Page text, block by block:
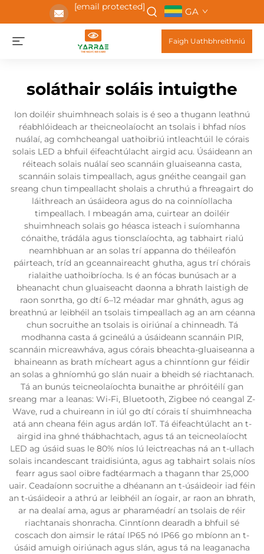
[email protected] GA
Faigh Uathbhreithniú
soláthair soláis intuigthe
Ion doiléir shuimhneach solais is é seo a thugann leathnú
réabhlóideach ar theicneolaíocht an tsolais i bhfad níos
nuálaí, ag comhcheangal uathoibriú intleachtúil le córais
solais LED a bhfuil éifeachtúlacht airgid acu. Úsáideann an
réiteach solais nuálaí seo scannáin gluaiseanna casta,
scannáin solais timpeallach, agus gnéithe ceangail gan
sreang chun timpeallacht sholais a chruthú a fhreagairt do
láithreach an úsáideora agus do na coinníollacha
timpeallach. I mbeagán ama, cuirtear an doiléir
shuimhneach solais go héasca isteach i suíomhanna
cónaithe, trádála agus tionsclaíochta, ag tabhairt rialú
neamhbhuan ar an solas trí appanna do théileafón
páirteach, tríd an gceannaireacht ghutha, agus trí chórais
rialaithe uathoibríocha. Is é an fócas bunúsach ar a
bheanacht chun gluaiseacht daonna a bhrath laistigh de
raon sonrtha, go dtí 6–12 méadar mar ghnáth, agus ag
breathnú ar leibhéil an tsolais timpeallach ag an am céanna
chun socruithe an tsolais is oiriúnaí a chinneadh. Tá
modhanna casta á gcineálú a úsáideann scannáin PIR,
scannáin micreawháva, agus córais bheachta-gluaiseanna a
bhaineann as brath mícheart agus a chinntíonn gur féidir
an solas a ghníomhú go slán nuair a bheidh sé riachtanach.
Tá an bunús teicneolaíochta bunaithe ar phróitéilí gan
sreang mar a leanas: Wi-Fi, Bluetooth, Zigbee nó ceangal Z-
Wave, rud a chuireann in iúl go dtí córais tí shuimhneacha
atá ann cheana féin agus ardán IoT. Tá éifeachtúlacht an t-
airgid ina ghné thábhachtach, agus tá an teicneolaíocht
LED ag úsáid suas le 80% níos lú leictreachas ná an t-ullach
solais incandescant traidisiúnta, agus ag tabhairt solais níos
fearr agus saol oibre fadtéarmach a thagann thar 25,000
uair. Ceadaíonn socruithe a dhéanann an t-úsáideoir iad féin
an t-úsáideoir a athrú ar leibhéil an íogair, ar raon an bhrath,
ar na dealaí ama, agus ar pharaméadrí an tsolais de réir
riachtanais shonracha. Cinntíonn dearadh a bhfuil sé
coscach don aimsir le rátaí IP65 nó IP66 go mbíonn an t-
úsáid amuigh oiriúnach agus slán, agus tá na leaganacha